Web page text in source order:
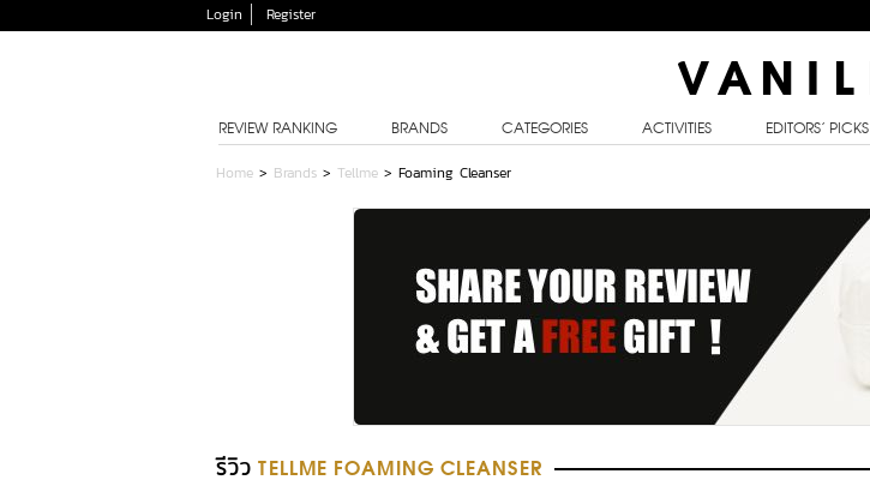
Login Register
REVIEW RANKING BRANDS CATEGORIES ACTIVITIES EDITORS’ PICKS
Home > Brands > Tellme > Foaming Cleanser
รีวิว TELLME FOAMING CLEANSER